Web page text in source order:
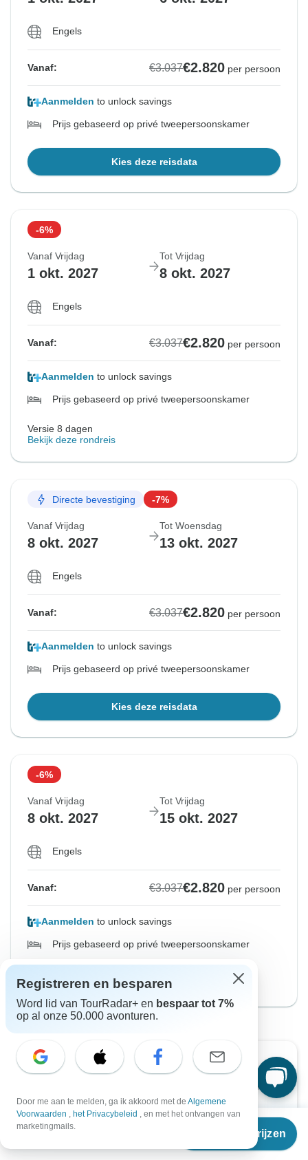
Vanaf €3.037
Reisdata & prijzen
Engels
Vanaf: €3.037€2.820 per persoon
Aanmelden to unlock savings
Prijs gebaseerd op privé tweepersoonskamer
Kies deze reisdata
-6%
Vanaf Vrijdag
1 okt. 2027
Tot Vrijdag
8 okt. 2027
Engels
Vanaf: €3.037€2.820 per persoon
Aanmelden to unlock savings
Prijs gebaseerd op privé tweepersoonskamer
Versie 8 dagen
Bekijk deze rondreis
Directe bevestiging -7%
Vanaf Vrijdag
8 okt. 2027
Tot Woensdag
13 okt. 2027
Engels
Vanaf: €3.037€2.820 per persoon
Aanmelden to unlock savings
Prijs gebaseerd op privé tweepersoonskamer
Kies deze reisdata
-6%
Vanaf Vrijdag
8 okt. 2027
Tot Vrijdag
15 okt. 2027
Engels
Vanaf: €3.037€2.820 per persoon
Aanmelden to unlock savings
Prijs gebaseerd op privé tweepersoonskamer
Bekijk deze rondreis
Wil je het later lezen?
Download de PDF-brochure van deze reis en plan
je rondreis offline
Registreren en besparen
Word lid van TourRadar+ en bespaar tot 7%
op al onze 50.000 avonturen.
Door me aan te melden, ga ik akkoord met de Algemene
Voorwaarden , het Privacybeleid , en met het ontvangen van
marketingmails.